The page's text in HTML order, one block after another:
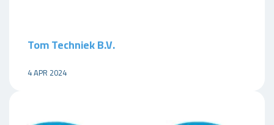
Tom Techniek B.V.
4 APR 2024